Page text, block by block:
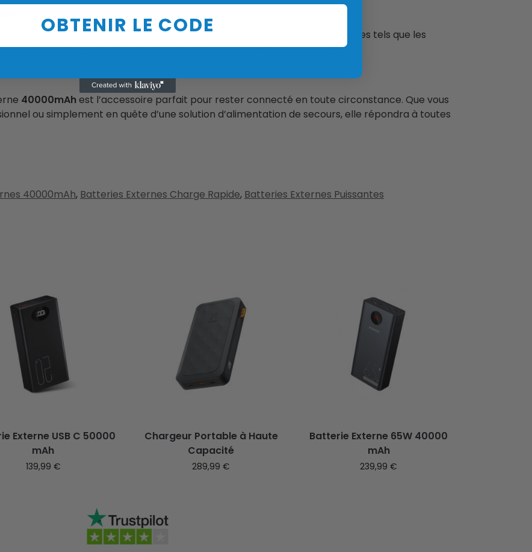
externe est compatible avec une large gamme d’équipements numériques tels que les
autres appareils électroniques nécessitant une alimentation via USB.
40000mAhest l’accessoire parfait pour rester connecté en toute circonstance. Que vous
ou simplement en quête d’une solution d’alimentation de secours, elle répondra à toutes
40000mAh, Batteries Externes Charge Rapide, Batteries Externes Puissantes
Externe USB C 50000
mAh
139,99 €
Chargeur Portable à Haute
Capacité
289,99€
Batterie Externe 65W 40000
mAh
239,99€
OBTENIR LE CODE